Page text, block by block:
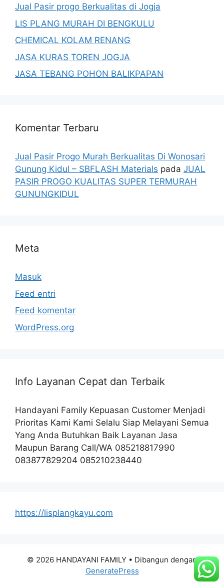
Jual Pasir progo Berkualitas di Jogja
LIS PLANG MURAH DI BENGKULU
CHEMICAL KOLAM RENANG
JASA KURAS TOREN JOGJA
JASA TEBANG POHON BALIKPAPAN
Komentar Terbaru
Jual Pasir Progo Murah Berkualitas Di Wonosari
Gunung Kidul – SBFLASH Materials pada JUAL
PASIR PROGO KUALITAS SUPER TERMURAH
GUNUNGKIDUL
Meta
Masuk
Feed entri
Feed komentar
WordPress.org
Info Layanan Cepat dan Terbaik
Handayani Family Kepuasan Customer Menjadi
Prioritas Kami Kami Selalu Siap Melayani Semua
Yang Anda Butuhkan Baik Layanan Jasa
Maupun Barang Call/WA 085218817990
083877829204 085210238440
https://lisplangkayu.com
© 2026 HANDAYANI FAMILY • Dibangun dengan
GeneratePress